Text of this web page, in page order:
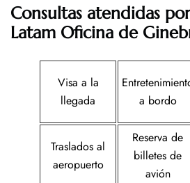
Consultas atendidas
Latam Oficina de
Visa a la
llegada
a bordo
Traslados al
aeropuerto
Reserva de
billetes de
avión